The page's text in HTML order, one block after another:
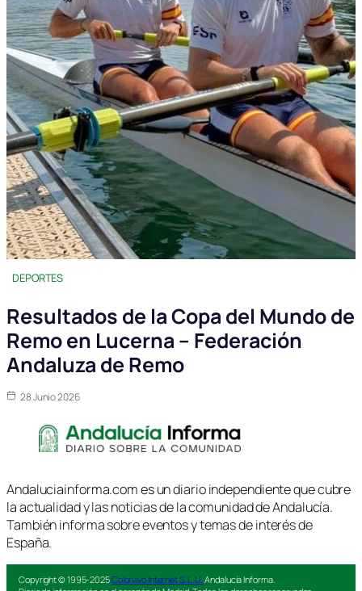
DEPORTES
Resultados de la Copa del Mundo de
Remo en Lucerna – Federación
Andaluza de Remo
28 Junio 2026
Andaluciainforma.com es un diario independiente que cubre
la actualidad y las noticias de la comunidad de Andalucía.
También informa sobre eventos y temas de interés de
España.
Copyright © 1995-2025Colorvivo Internet S.L.U. Andalucía Informa.